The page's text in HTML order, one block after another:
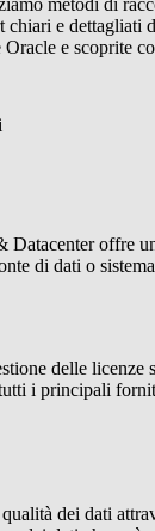
metodi di
chiari e dettagliati
e scoprite
offre
di dati o
delle licenze
i principali
dei dati